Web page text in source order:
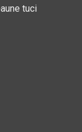
tuci